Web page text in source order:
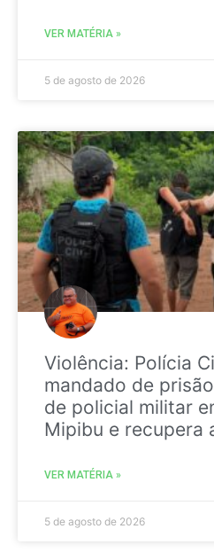
VER MATÉRIA »
5 de agosto de 2026
Violência: Polícia
mandado de
de policial militar
Mipibu e recupera
VER MATÉRIA »
5 de agosto de 2026